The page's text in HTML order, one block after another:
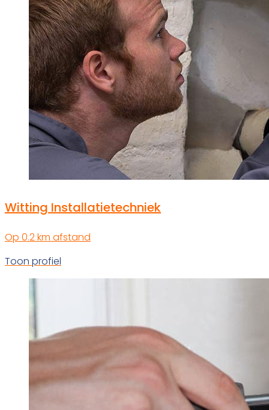
Witting Installatietechniek
Op 0.2 km afstand
Toon profiel